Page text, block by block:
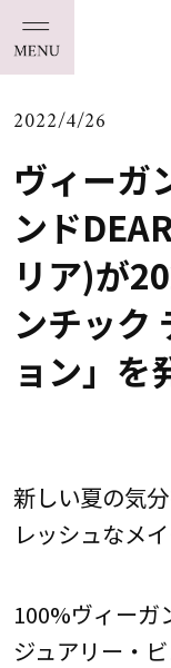
2022/4/26
ヴィーガ
ンド
リア)が
ンチック
ョン」を
新しい夏の気
レッシュなメ
100%ヴィーガ
ジュアリー・